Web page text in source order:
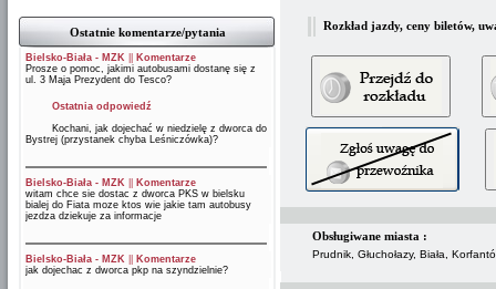
Ostatnie komentarze/pytania
Bielsko-Biała - MZK
Komentarze
Prosze o pomoc, jakimi autobusami dostanę się z
ul. 3 Maja Prezydent do Tesco?
Ostatnia odpowiedź
Kochani, jak dojechać w niedzielę z dworca do
Bystrej (przystanek chyba Leśniczówka)?
Bielsko-Biała - MZK
Komentarze
witam chce sie dostac z dworca PKS w bielsku
bialej do Fiata moze ktos wie jakie tam autobusy
jezdza dziekuje za informacje
Bielsko-Biała - MZK
Komentarze
jak dojechac z dworca pkp na szyndzielnie?
Rozkład jazdy, ceny biletów,
Obsługiwane miasta :
Prudnik, Głuchołazy, Biała,